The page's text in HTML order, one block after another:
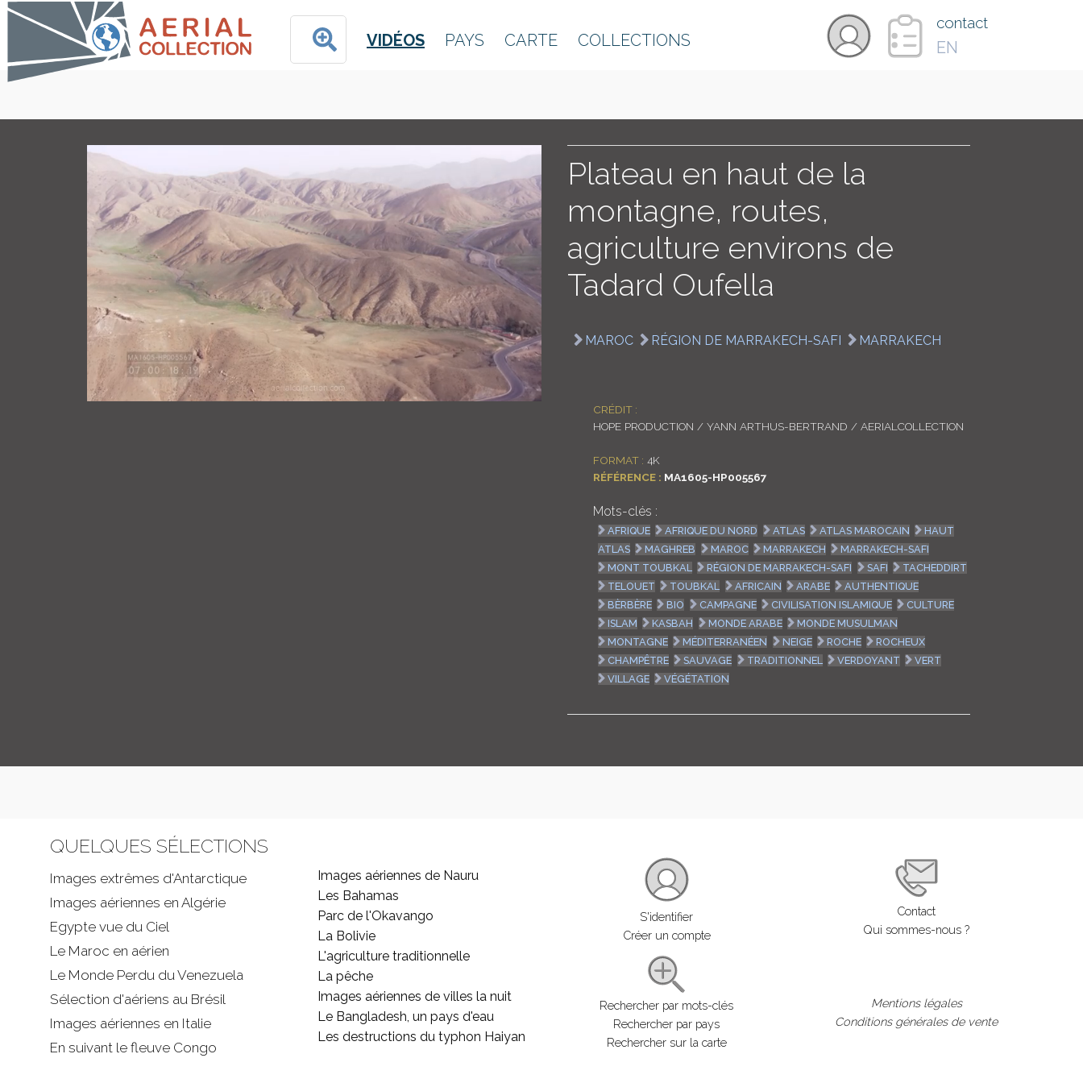
VIDÉOS PAYS CARTE COLLECTIONS
contact
EN
ENGLISH
Plateau en haut de la
montagne, routes,
agriculture environs de
Tadard Oufella
MAROC RÉGION DE MARRAKECH-SAFI MARRAKECH
CRÉDIT :
HOPE PRODUCTION / YANN ARTHUS-BERTRAND / AERIALCOLLECTION
FORMAT : 4K
RÉFÉRENCE : MA1605-HP005567
Mots-clés :
AFRIQUE AFRIQUE DU NORD ATLAS ATLAS MAROCAIN
HAUT
ATLAS
MAGHREB MAROC MARRAKECH
MARRAKECH-SAFI
MONT TOUBKAL
RÉGION DE MARRAKECH-SAFI SAFI
TACHEDDIRT
TELOUET
TOUBKAL AFRICAIN ARABE
AUTHENTIQUE
BÈRBÈRE
BIO CAMPAGNE CIVILISATION ISLAMIQUE
CULTURE
ISLAM
KASBAH MONDE ARABE
MONDE MUSULMAN
MONTAGNE
MÉDITERRANÉEN NEIGE ROCHE
ROCHEUX
CHAMPÊTRE
SAUVAGE TRADITIONNEL VERDOYANT
VERT
VILLAGE
VÉGÉTATION
QUELQUES SÉLECTIONS
Images extrêmes d'Antarctique
Images aériennes en Algérie
Egypte vue du Ciel
Le Maroc en aérien
Le Monde Perdu du Venezuela
Sélection d'aériens au Brésil
Images aériennes en Italie
En suivant le fleuve Congo
Images aériennes de Nauru
Les Bahamas
Parc de l'Okavango
La Bolivie
L'agriculture traditionnelle
La pêche
Images aériennes de villes la nuit
Le Bangladesh, un pays d'eau
Les destructions du typhon Haiyan
S'identifier
Créer un compte
Rechercher par mots-clés
Rechercher par pays
Rechercher sur la carte
Contact
Qui sommes-nous ?
Mentions légales
Conditions générales de vente